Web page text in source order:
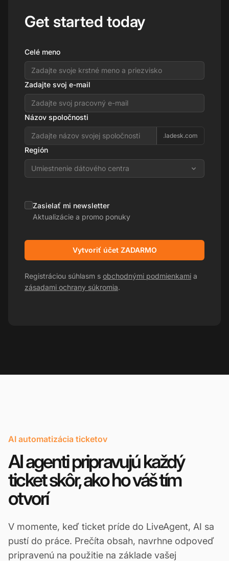
Get started today
Celé meno
Zadajte svoj e-mail
Názov spoločnosti
.ladesk.com
Región
Umiestnenie dátového centra
Zasielať mi newsletter
Aktualizácie a promo ponuky
Vytvoriť účet ZADARMO
Registráciou súhlasm s obchodnými podmienkami a
zásadami ochrany súkromia.
AI automatizácia ticketov
AI agenti pripravujú každý
ticket skôr, ako ho váš tím
otvorí
V momente, keď ticket príde do LiveAgent, AI sa
pustí do práce. Prečíta obsah, navrhne odpoveď
pripravenú na použitie na základe vašej